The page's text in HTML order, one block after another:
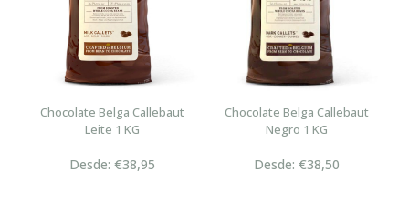
Chocolate Belga Callebaut
Leite 1 KG
Desde: €38,95
Chocolate Belga Callebaut
Negro 1 KG
Desde: €38,50